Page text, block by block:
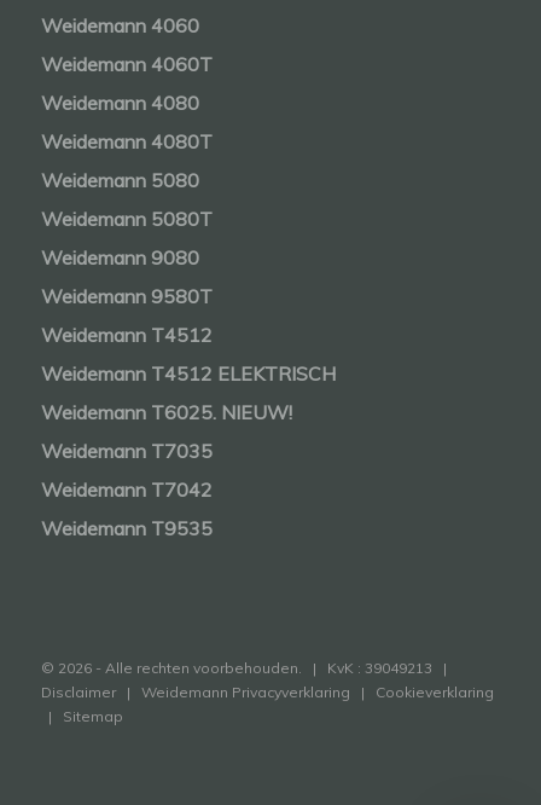
Weidemann 4060
Weidemann 4060T
Weidemann 4080
Weidemann 4080T
Weidemann 5080
Weidemann 5080T
Weidemann 9080
Weidemann 9580T
Weidemann T4512
Weidemann T4512 ELEKTRISCH
Weidemann T6025. NIEUW!
Weidemann T7035
Weidemann T7042
Weidemann T9535
© 2026 - Alle rechten voorbehouden. | KvK : 39049213 |
Disclaimer|Weidemann Privacyverklaring | Cookieverklaring
| Sitemap